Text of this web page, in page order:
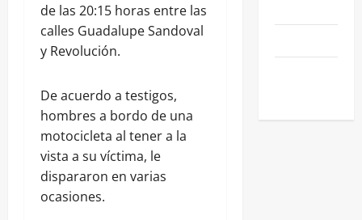
de las 20:15 horas entre las
calles Guadalupe Sandoval
y Revolución.
De acuerdo a testigos,
hombres a bordo de una
motocicleta al tener a la
vista a su víctima, le
dispararon en varias
ocasiones.